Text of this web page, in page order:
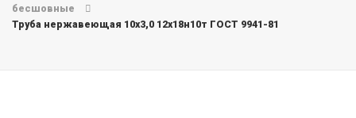
бесшовные
Труба нержавеющая 10х3,0 12х18н10т ГОСТ 9941-81